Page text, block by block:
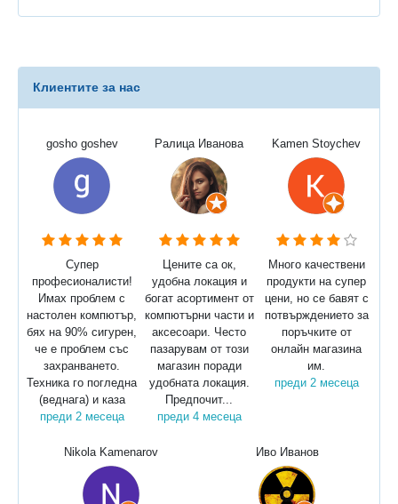
Клиентите за нас
gosho goshev
Супер
професионалисти!
Имах проблем с
настолен компютър,
бях на 90% сигурен,
че е проблем със
захранването.
Техника го погледна
(веднага) и каза
преди 2 месеца
Ралица Иванова
Цените са ок,
удобна локация и
богат асортимент от
компютърни части и
аксесоари. Често
пазарувам от този
магазин поради
удобната локация.
Предпочит...
преди 4 месеца
Kamen Stoychev
Много качествени
продукти на супер
цени, но се бавят с
потвърждението за
поръчките от
онлайн магазина
им.
преди 2 месеца
Nikola Kamenarov Иво Иванов